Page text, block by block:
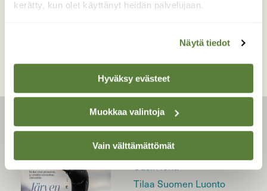
kerätty, kun olet käyttänyt heidän palvelujaan.
Näytä tiedot
Hyväksy evästeet
Muokkaa valintoja
Vain välttämättömät
LEHTI
Uusin lehti
Tilaa Suomen Luonto